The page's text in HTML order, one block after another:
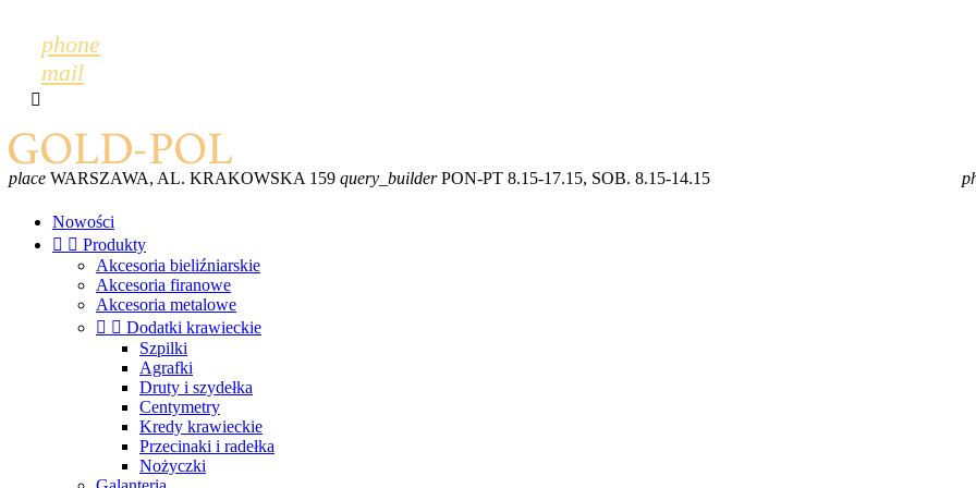
phone
mail

place WARSZAWA, AL. KRAKOWSKA 159 query_builderPON-PT 8.15-17.15, SOB. 8.15-14.15
Nowości
  Produkty
Akcesoria bieliźniarskie
Akcesoria firanowe
Akcesoria metalowe
  Dodatki krawieckie
Szpilki
Agrafki
Druty i szydełka
Centymetry
Kredy krawieckie
Przecinaki i radełka
Nożyczki